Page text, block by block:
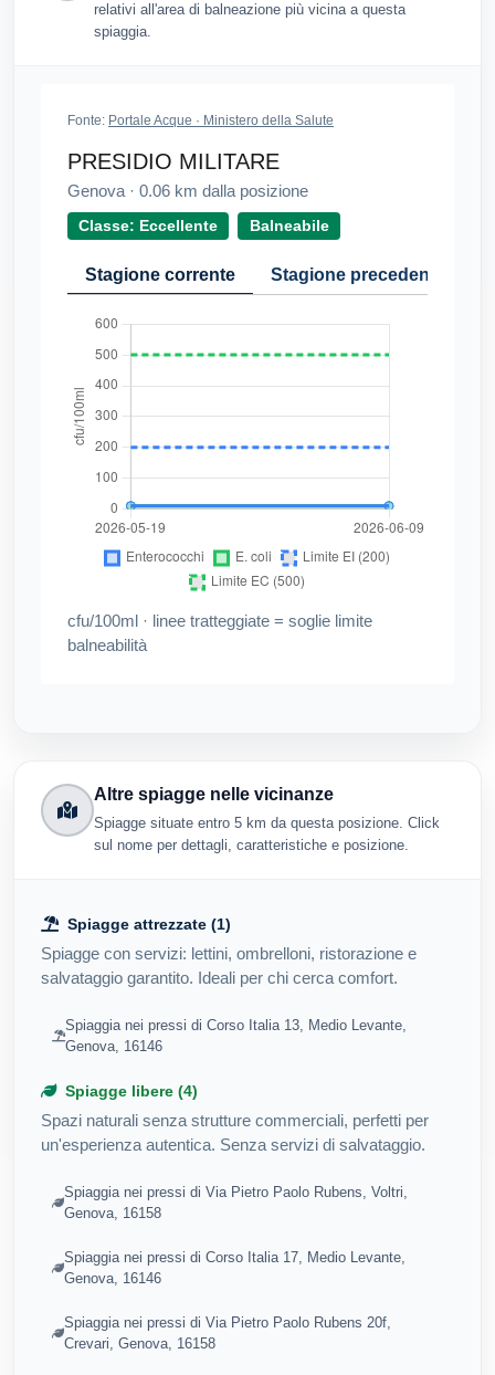
relativi all'area di balneazione più vicina a questa
spiaggia.
Fonte: Portale Acque · Ministero della Salute
PRESIDIO MILITARE
Genova · 0.06 km dalla posizione
Classe: Eccellente Balneabile
Stagione corrente Stagione precedente
cfu/100ml · linee tratteggiate = soglie limite
balneabilità
Altre spiagge nelle vicinanze
Spiagge situate entro 5 km da questa posizione. Click
sul nome per dettagli, caratteristiche e posizione.
Spiagge attrezzate (1)
Spiagge con servizi: lettini, ombrelloni, ristorazione e
salvataggio garantito. Ideali per chi cerca comfort.
Spiaggia nei pressi di Corso Italia 13, Medio Levante,
Genova, 16146
Spiagge libere (4)
Spazi naturali senza strutture commerciali, perfetti per
un'esperienza autentica. Senza servizi di salvataggio.
Spiaggia nei pressi di Via Pietro Paolo Rubens, Voltri,
Genova, 16158
Spiaggia nei pressi di Corso Italia 17, Medio Levante,
Genova, 16146
Spiaggia nei pressi di Via Pietro Paolo Rubens 20f,
Crevari, Genova, 16158